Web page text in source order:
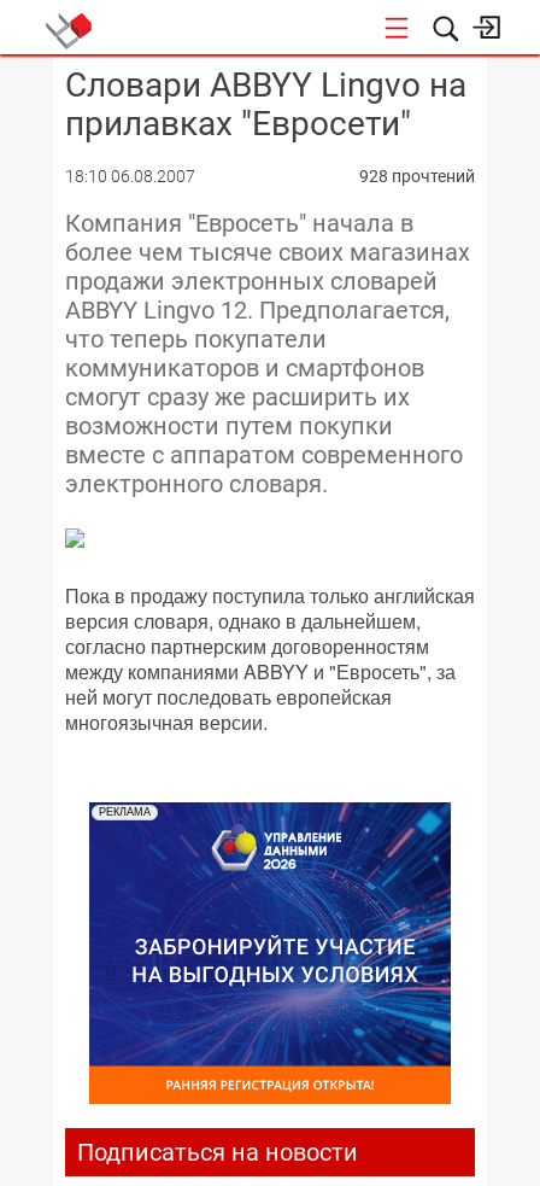
КОНФЕРЕНЦИИ
Словари ABBYY Lingvo на
прилавках "Евросети"
18:10 06.08.2007 928 прочтений
Компания "Евросеть" начала в
более чем тысяче своих магазинах
продажи электронных словарей
ABBYY Lingvo 12. Предполагается,
что теперь покупатели
коммуникаторов и смартфонов
смогут сразу же расширить их
возможности путем покупки
вместе с аппаратом современного
электронного словаря.
Пока в продажу поступила только английская
версия словаря, однако в дальнейшем,
согласно партнерским договоренностям
между компаниями ABBYY и "Евросеть", за
ней могут последовать европейская
многоязычная версии.
РЕКЛАМА
Подписаться на новости